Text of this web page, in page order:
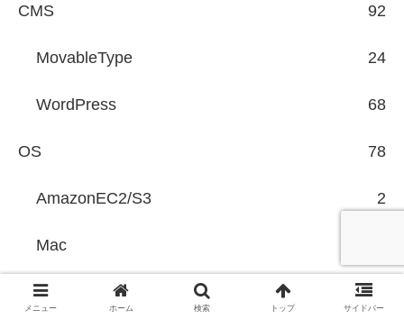
CMS 92
MovableType 24
WordPress 68
OS 78
AmazonEC2/S3 2
Mac
Windows 23
メニュー ホーム 検索 トップ サイドバー